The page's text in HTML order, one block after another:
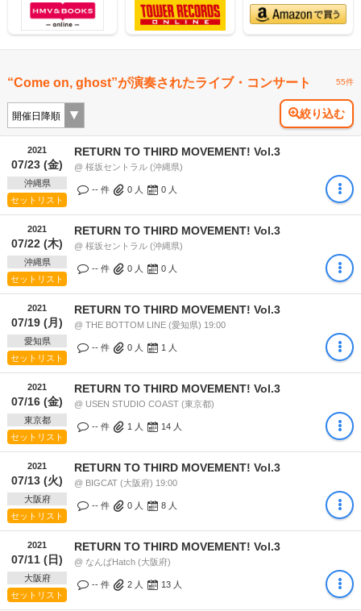
“Come on, ghost”が演奏されたライブ・コンサート 55件
絞り込む
2021
07/23 (金)
沖縄県
セットリスト
RETURN TO THIRD MOVEMENT! Vol.3
@ 桜坂セントラル (沖縄県)
-- 件 0 人 0 人
2021
07/22 (木)
沖縄県
セットリスト
RETURN TO THIRD MOVEMENT! Vol.3
@ 桜坂セントラル (沖縄県)
-- 件 0 人 0 人
2021
07/19 (月)
愛知県
セットリスト
RETURN TO THIRD MOVEMENT! Vol.3
@ THE BOTTOM LINE (愛知県) 19:00
-- 件 0 人 1 人
2021
07/16 (金)
東京都
セットリスト
RETURN TO THIRD MOVEMENT! Vol.3
@ USEN STUDIO COAST (東京都)
-- 件 1 人 14 人
2021
07/13 (火)
大阪府
セットリスト
RETURN TO THIRD MOVEMENT! Vol.3
@ BIGCAT (大阪府) 19:00
-- 件 0 人 8 人
2021
07/11 (日)
大阪府
セットリスト
RETURN TO THIRD MOVEMENT! Vol.3
@ なんばHatch (大阪府)
-- 件 2 人 13 人